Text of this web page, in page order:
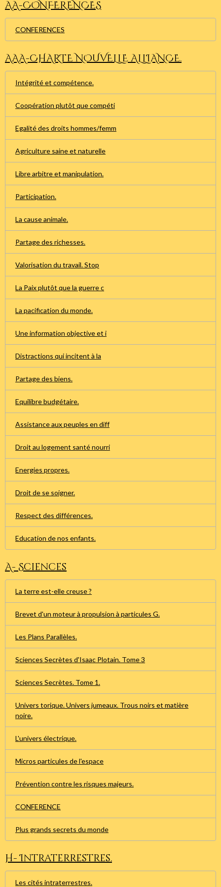
AA-CONFERENCES
CONFERENCES
AAA-CHARTE NOUVELLE ALLIANCE.
Intégrité et compétence.
Coopération plutôt que compéti
Egalité des droits hommes/femm
Agriculture saine et naturelle
Libre arbitre et manipulation.
Participation.
La cause animale.
Partage des richesses.
Valorisation du travail. Stop
La Paix plutôt que la guerre c
La pacification du monde.
Une information objective et i
Distractions qui incitent à la
Partage des biens.
Equilibre budgétaire.
Assistance aux peuples en diff
Droit au logement santé nourri
Energies propres.
Droit de se soigner.
Respect des différences.
Education de nos enfants.
A- Sciences
La terre est-elle creuse ?
Brevet d'un moteur à propulsion à particules G.
Les Plans Parallèles.
Sciences Secrètes d'Isaac Plotain. Tome 3
Sciences Secrètes. Tome 1.
Univers torique. Univers jumeaux. Trous noirs et matière
noire.
L'univers électrique.
Micros particules de l'espace
Prévention contre les risques majeurs.
CONFERENCE
Plus grands secrets du monde
H- Intraterrestres.
Les cités intraterrestres.